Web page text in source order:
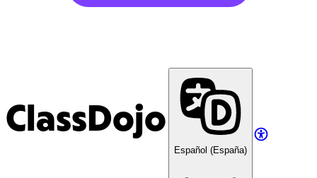
ClassDojo
Español (España)